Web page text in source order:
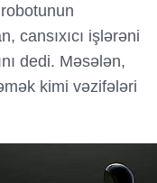
cansıxıcı işlərəni
dedi. Məsələn,
kimi vəzifələri